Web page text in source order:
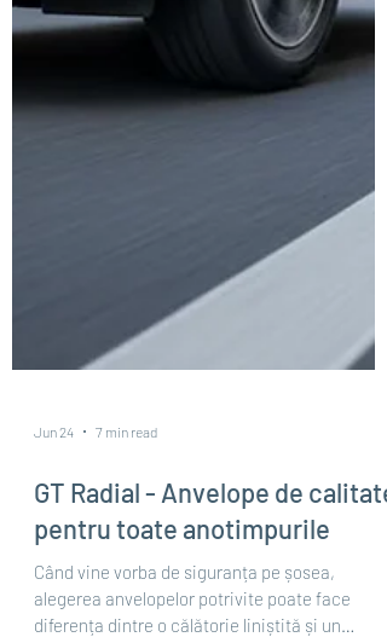
Jun 24 7 min read
GT Radial - Anvelope de calitate
pentru toate anotimpurile
Când vine vorba de siguranța pe șosea,